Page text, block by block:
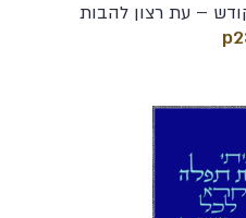
– עת רצון להבות